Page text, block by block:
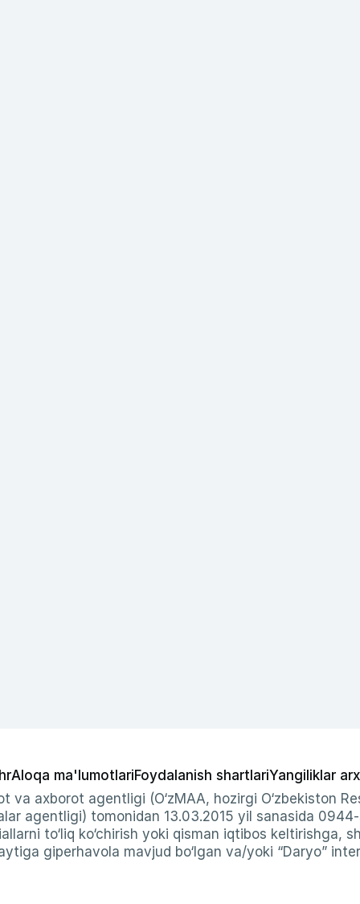
Aloqa ma'lumotlariFoydalanish shartlariYangiliklar
va axborot agentligi (O‘zMAA, hozirgi O‘zbekiston
agentligi) tomonidan 13.03.2015 yil sanasida
to‘liq ko‘chirish yoki qisman iqtibos keltirishga,
giperhavola mavjud bo‘lgan va/yoki “Daryo”